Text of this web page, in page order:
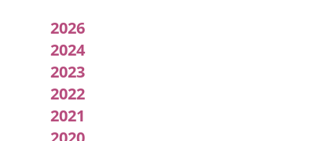
Acuerdos
adoptados
por
la
2026
2024
2023
2022
2021